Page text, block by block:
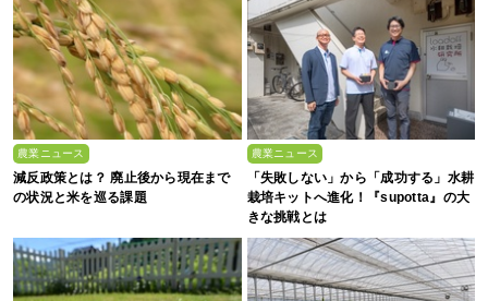
農業ニュース
減反政策とは？ 廃止後から現在まで
の状況と米を巡る課題
農業ニュース
「失敗しない」から「成功する」水耕
栽培キットへ進化！『supotta』の大
きな挑戦とは